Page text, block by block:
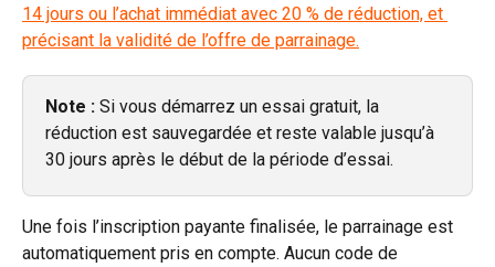
Note : Si vous démarrez un essai gratuit, la
réduction est sauvegardée et reste valable jusqu’à
30 jours après le début de la période d’essai.
Une fois l’inscription payante finalisée, le parrainage est
automatiquement pris en compte. Aucun code de